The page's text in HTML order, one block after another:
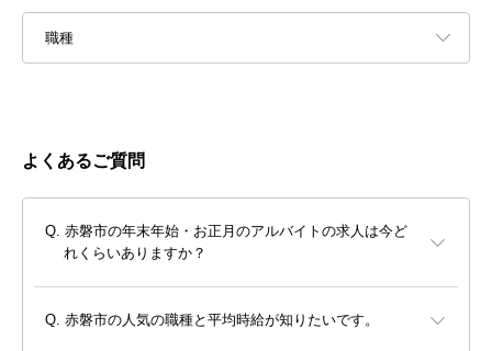
職種
よくあるご質問
赤磐市の年末年始・お正月のアルバイトの求人は今ど
れくらいありますか？
赤磐市の人気の職種と平均時給が知りたいです。